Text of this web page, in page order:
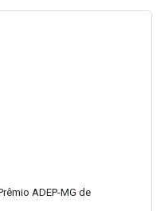
ADEP-MG de